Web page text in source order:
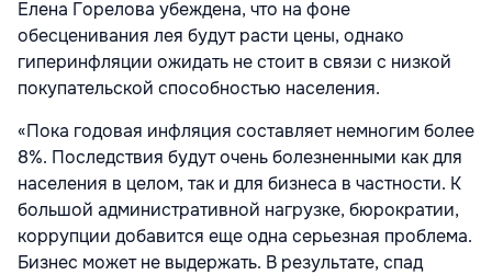
Елена Горелова убеждена, что на фоне
обесценивания лея будут расти цены, однако
гиперинфляции ожидать не стоит в связи с низкой
покупательской способностью населения.
«Пока годовая инфляция составляет немногим более
8%. Последствия будут очень болезненными как для
населения в целом, так и для бизнеса в частности. К
большой административной нагрузке, бюрократии,
коррупции добавится еще одна серьезная проблема.
Бизнес может не выдержать. В результате, спад